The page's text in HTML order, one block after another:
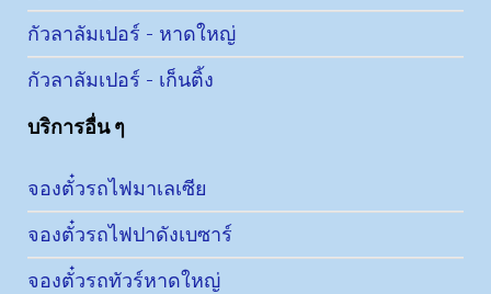
กัวลาลัมเปอร์ - หาดใหญ่
กัวลาลัมเปอร์ - เก็นติ้ง
บริการอื่น ๆ
จองตั๋วรถไฟมาเลเซีย
จองตั๋วรถไฟปาดังเบซาร์
จองตั๋วรถทัวร์หาดใหญ่